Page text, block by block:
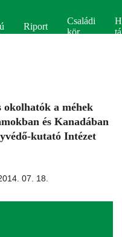
Riport
Családi
kör
a méhek
és Kanadában
kutató Intézet
07. 18.